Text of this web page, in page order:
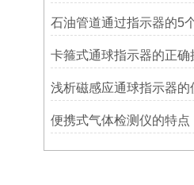
便携式气体检测仪的特点